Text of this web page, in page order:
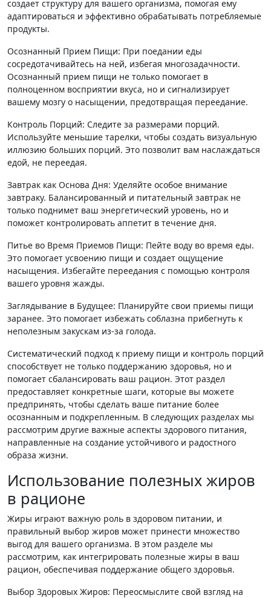
создает структуру для вашего организма, помогая ему
адаптироваться и эффективно обрабатывать потребляемые
продукты.
Осознанный Прием Пищи: При поедании еды
сосредотачивайтесь на ней, избегая многозадачности.
Осознанный прием пищи не только помогает в
полноценном восприятии вкуса, но и сигнализирует
вашему мозгу о насыщении, предотвращая переедание.
Контроль Порций: Следите за размерами порций.
Используйте меньшие тарелки, чтобы создать визуальную
иллюзию больших порций. Это позволит вам наслаждаться
едой, не переедая.
Завтрак как Основа Дня: Уделяйте особое внимание
завтраку. Балансированный и питательный завтрак не
только поднимет ваш энергетический уровень, но и
поможет контролировать аппетит в течение дня.
Питье во Время Приемов Пищи: Пейте воду во время еды.
Это помогает усвоению пищи и создает ощущение
насыщения. Избегайте переедания с помощью контроля
вашего уровня жажды.
Заглядывание в Будущее: Планируйте свои приемы пищи
заранее. Это помогает избежать соблазна прибегнуть к
неполезным закускам из-за голода.
Систематический подход к приему пищи и контроль порций
способствует не только поддержанию здоровья, но и
помогает сбалансировать ваш рацион. Этот раздел
предоставляет конкретные шаги, которые вы можете
предпринять, чтобы сделать ваше питание более
осознанным и подкрепленным. В следующих разделах мы
рассмотрим другие важные аспекты здорового питания,
направленные на создание устойчивого и радостного
образа жизни.
Использование полезных жиров
в рационе
Жиры играют важную роль в здоровом питании, и
правильный выбор жиров может принести множество
выгод для вашего организма. В этом разделе мы
рассмотрим, как интегрировать полезные жиры в ваш
рацион, обеспечивая поддержание общего здоровья.
Выбор Здоровых Жиров: Переосмыслите свой взгляд на